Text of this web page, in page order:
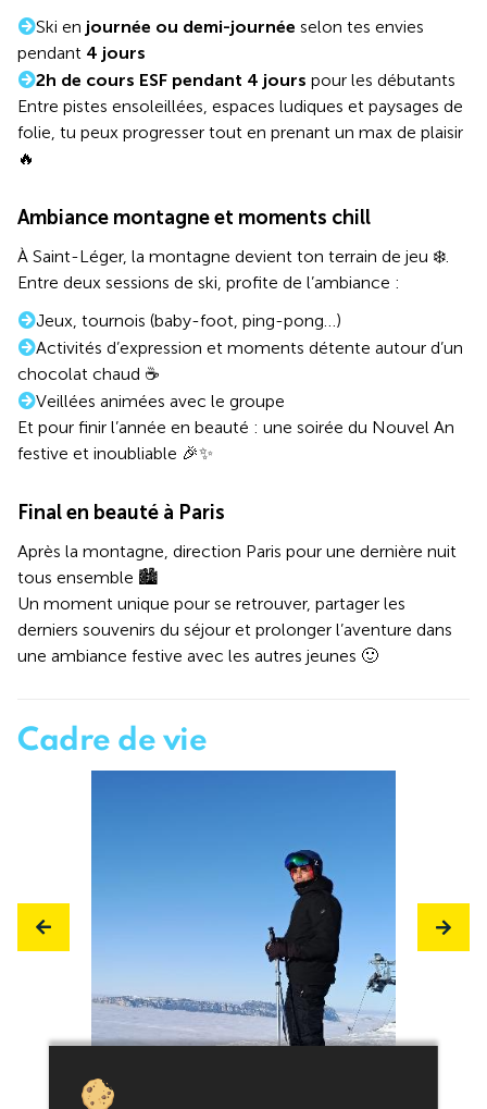
Ski en journée ou demi-journée selon tes envies
pendant 4 jours
2h de cours ESF pendant 4 jours pour les débutants
Entre pistes ensoleillées, espaces ludiques et paysages de
folie, tu peux progresser tout en prenant un max de plaisir
🔥
Ambiance montagne et moments chill
À Saint-Léger, la montagne devient ton terrain de jeu ❄️.
Entre deux sessions de ski, profite de l’ambiance :
Jeux, tournois (baby-foot, ping-pong…)
Activités d’expression et moments détente autour d’un
chocolat chaud ☕
Veillées animées avec le groupe
Et pour finir l’année en beauté : une soirée du Nouvel An
festive et inoubliable 🎉✨
Final en beauté à Paris
Après la montagne, direction Paris pour une dernière nuit
tous ensemble 🏙️
Un moment unique pour se retrouver, partager les
derniers souvenirs du séjour et prolonger l’aventure dans
une ambiance festive avec les autres jeunes 🙂
Cadre de vie